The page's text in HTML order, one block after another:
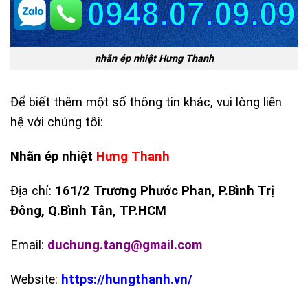
nhãn ép nhiệt Hưng Thanh
Để biết thêm một số thông tin khác, vui lòng liên
hệ với chúng tôi:
Nhãn ép nhiệt Hưng Thanh
Địa chỉ: 161/2 Trương Phước Phan, P.Bình Trị
Đông, Q.Bình Tân, TP.HCM
Email: duchung.tang@gmail.com
Website: https://hungthanh.vn/